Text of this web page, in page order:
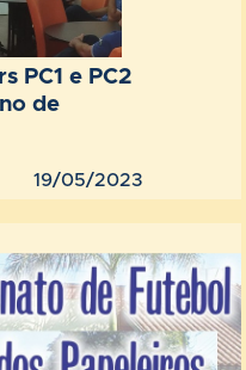
PC1 e PC2
de
19/05/2023